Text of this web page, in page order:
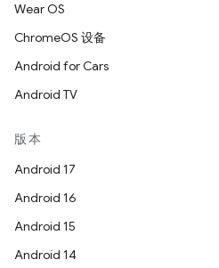
Wear OS
ChromeOS 设备
Android for Cars
Android TV
版本
Android 17
Android 16
Android 15
Android 14